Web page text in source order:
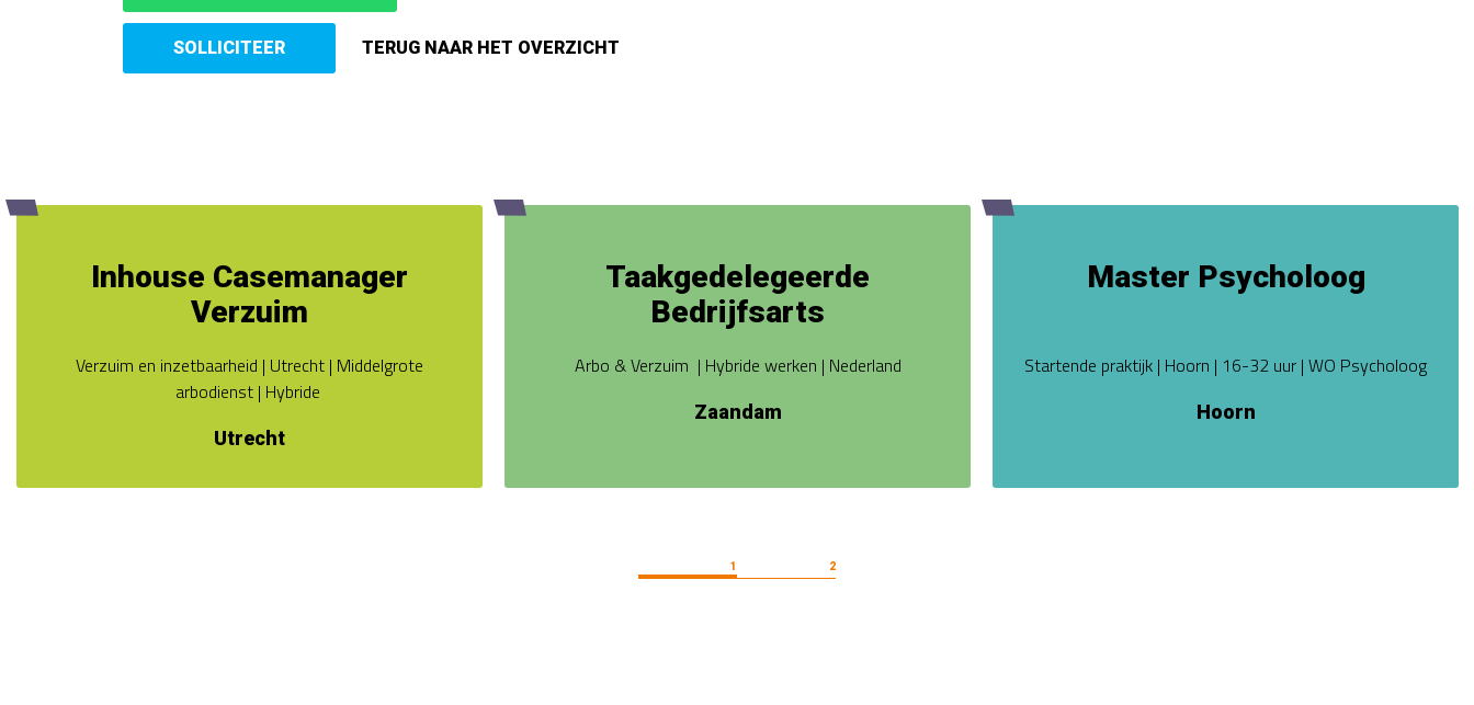
Inhouse Casemanager
Verzuim
Verzuim en inzetbaarheid | Utrecht | Middelgrote
arbodienst | Hybride
Utrecht
Taakgedelegeerde
Bedrijfsarts
Arbo & Verzuim | Hybride werken | Nederland
Zaandam
Master Psycholoog
Startende praktijk | Hoorn | 16-32 uur | WO Psycholoog
Hoorn
1 2